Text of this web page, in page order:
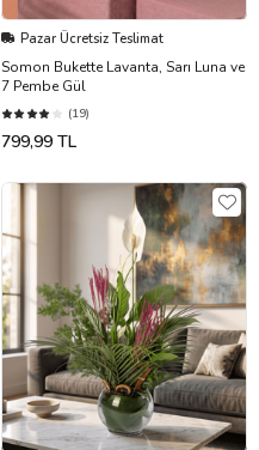
Pazar Ücretsiz Teslimat
Somon Bukette Lavanta, Sarı Luna ve
7 Pembe Gül
(19)
799,99 TL